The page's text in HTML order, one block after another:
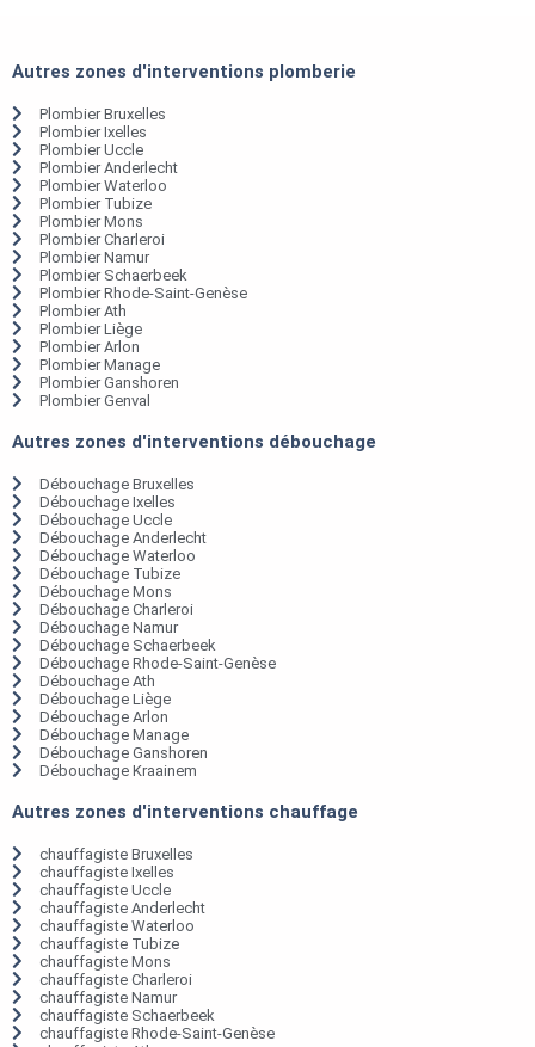
Autres zones d'interventions plomberie
Plombier Bruxelles
Plombier Ixelles
Plombier Uccle
Plombier Anderlecht
Plombier Waterloo
Plombier Tubize
Plombier Mons
Plombier Charleroi
Plombier Namur
Plombier Schaerbeek
Plombier Rhode-Saint-Genèse
Plombier Ath
Plombier Liège
Plombier Arlon
Plombier Manage
Plombier Ganshoren
Plombier Genval
Autres zones d'interventions débouchage
Débouchage Bruxelles
Débouchage Ixelles
Débouchage Uccle
Débouchage Anderlecht
Débouchage Waterloo
Débouchage Tubize
Débouchage Mons
Débouchage Charleroi
Débouchage Namur
Débouchage Schaerbeek
Débouchage Rhode-Saint-Genèse
Débouchage Ath
Débouchage Liège
Débouchage Arlon
Débouchage Manage
Débouchage Ganshoren
Débouchage Kraainem
Autres zones d'interventions chauffage
chauffagiste Bruxelles
chauffagiste Ixelles
chauffagiste Uccle
chauffagiste Anderlecht
chauffagiste Waterloo
chauffagiste Tubize
chauffagiste Mons
chauffagiste Charleroi
chauffagiste Namur
chauffagiste Schaerbeek
chauffagiste Rhode-Saint-Genèse